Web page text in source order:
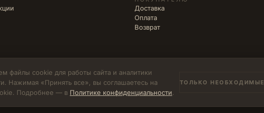
Доставка
Оплата
Возврат
502771785894
файлы cookie для работы сайта и аналитики
Нажимая «Принять все», вы соглашаетесь на
Подробнее — в Политике конфиденциальности.
ТОЛЬКО НЕОБХОДИМЫЕ